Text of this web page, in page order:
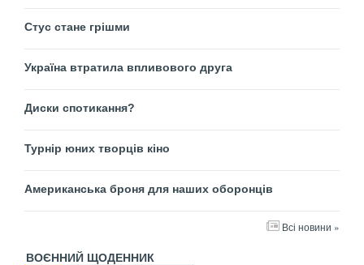
Стус стане грішми
Україна втратила впливового друга
Диски спотикання?
Турнір юних творців кіно
Американська броня для наших оборонців
Всі новини »
ВОЄННИЙ ЩОДЕННИК